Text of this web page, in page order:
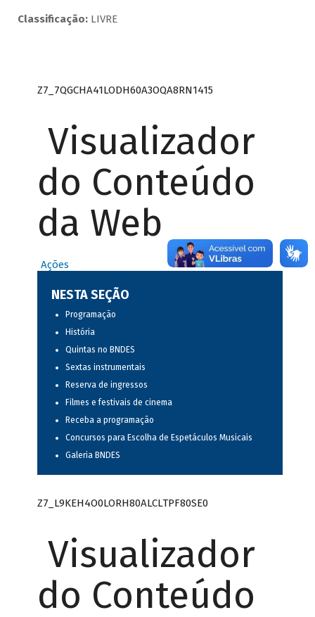
Classificação:LIVRE
Z7_7QGCHA41LODH60A3OQA8RN1415
Visualizador
do Conteúdo
da Web
Ações
NESTA SEÇÃO
Programação
História
Quintas no BNDES
Sextas instrumentais
Reserva de ingressos
Filmes e festivais de cinema
Receba a programação
Concursos para Escolha de Espetáculos Musicais
Galeria BNDES
Z7_L9KEH4O0LORH80ALCLTPF80SE0
Visualizador
do Conteúdo